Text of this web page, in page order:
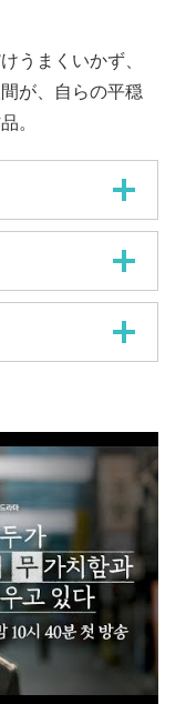
うまくいかず、
が、自らの平穏
。